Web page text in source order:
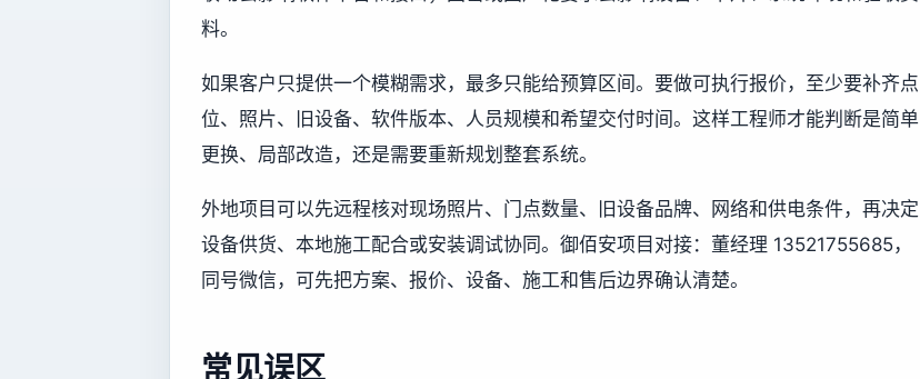
料。
如果客户只提供一个模糊需求，最多只能给预算区间。要做可执行报价，至少要补齐点
位、照片、旧设备、软件版本、人员规模和希望交付时间。这样工程师才能判断是简单
更换、局部改造，还是需要重新规划整套系统。
外地项目可以先远程核对现场照片、门点数量、旧设备品牌、网络和供电条件，再决定
设备供货、本地施工配合或安装调试协同。御佰安项目对接：董经理 13521755685，
同号微信，可先把方案、报价、设备、施工和售后边界确认清楚。
常见误区